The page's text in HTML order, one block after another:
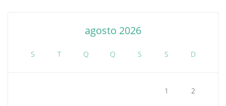
agosto 2026
S T Q Q S S D
1 2